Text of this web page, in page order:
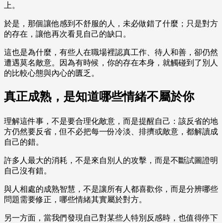
上。
於是，那個讓他感到不舒服的人，未必做錯了什麼；只是對方
的存在，讓他再次看見自己的缺口。
這也是為什麼，有些人在職場裡認真工作、待人和善，卻仍然
遭遇莫名敵意。因為有時候，你的存在本身，就觸碰到了別人
的比較心態與內心的匱乏。
真正成熟，是知道哪些情緒不屬於你
理解這件事，不是要合理化敵意，而是提醒自己：該反省的地
方仍然要反省，但不必把每一份冷淡、排擠或敵意，都解讀成
自己的錯。
許多人最大的消耗，不是來自別人的攻擊，而是不斷試圖證明
自己沒有錯。
與人相處的成熟智慧，不是讓所有人都喜歡你，而是分辨哪些
問題需要修正，哪些情緒其實屬於對方。
另一方面，當我們發現自己對某些人特別反感時，也值得停下